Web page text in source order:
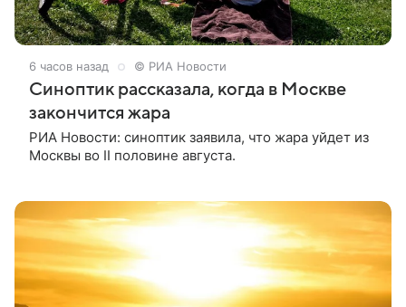
6 часов назад © РИА Новости
Синоптик рассказала, когда в Москве
закончится жара
РИА Новости: синоптик заявила, что жара уйдет из
Москвы во II половине августа.